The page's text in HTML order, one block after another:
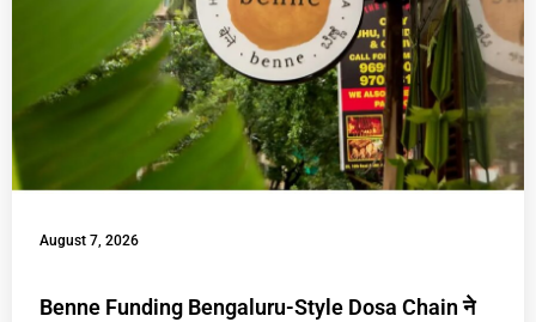
August 7, 2026
Benne Funding Bengaluru-Style Dosa Chain ने